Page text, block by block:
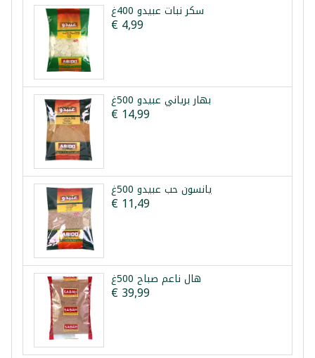
سكر نبات عبيدو 400غ
€ 4,99
بهار برياني عبيدو 500غ
€ 14,99
يانسون حب عبيدو 500غ
€ 11,49
هال ناعم صباح 500غ
€ 39,99